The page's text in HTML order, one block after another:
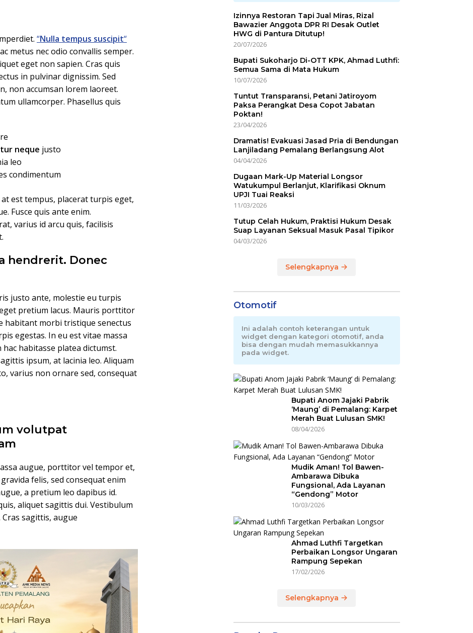
“Nulla tempus suscipit“
metus nec odio convallis semper.
eget non sapien. Cras quis
in pulvinar dignissim. Sed
non accumsan lorem laoreet.
ullamcorper. Phasellus quis
neque justo
leo
condimentum
est tempus, placerat turpis eget,
Fusce quis ante enim.
varius id arcu quis, facilisis
hendrerit. Donec
justo ante, molestie eu turpis
pretium lacus. Mauris porttitor
habitant morbi tristique senectus
egestas. In eu est vitae massa
habitasse platea dictumst.
ipsum, at lacinia leo. Aliquam
varius non ornare sed, consequat
volutpat
augue, porttitor vel tempor et,
felis, sed consequat enim
a pretium leo dapibus id.
aliquet sagittis dui. Vestibulum
sagittis, augue
Izinnya Restoran Tapi Jual Miras, Rizal
Bawazier Anggota DPR RI Desak Outlet
HWG di Pantura Ditutup!
20/07/2026
Bupati Sukoharjo Di-OTT KPK, Ahmad Luthfi:
Semua Sama di Mata Hukum
10/07/2026
Tuntut Transparansi, Petani Jatiroyom
Paksa Perangkat Desa Copot Jabatan
Poktan!
23/04/2026
Dramatis! Evakuasi Jasad Pria di Bendungan
Lanjiladang Pemalang Berlangsung Alot
04/04/2026
Dugaan Mark-Up Material Longsor
Watukumpul Berlanjut, Klarifikasi Oknum
UPJI Tuai Reaksi
11/03/2026
Tutup Celah Hukum, Praktisi Hukum Desak
Suap Layanan Seksual Masuk Pasal Tipikor
04/03/2026
Selengkapnya
Otomotif
Ini adalah contoh keterangan untuk
widget dengan kategori otomotif, anda
bisa dengan mudah memasukkannya
pada widget.
Bupati Anom Jajaki Pabrik
‘Maung’ di Pemalang: Karpet
Merah Buat Lulusan SMK!
08/04/2026
Mudik Aman! Tol Bawen-
Ambarawa Dibuka
Fungsional, Ada Layanan
“Gendong” Motor
10/03/2026
Ahmad Luthfi Targetkan
Perbaikan Longsor Ungaran
Rampung Sepekan
17/02/2026
Selengkapnya